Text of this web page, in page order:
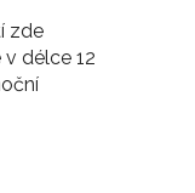
zde
délce 12